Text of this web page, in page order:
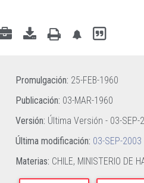
Promulgación: 25-FEB-1960
Publicación: 03-MAR-1960
Versión: Última Versión - 03-SEP-
Última modificación: 03-SEP-
Materias: CHILE, MINISTERIO DE